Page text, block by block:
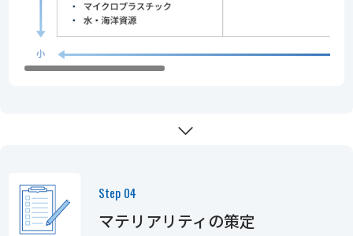
Step 04
マテリアリティの策定